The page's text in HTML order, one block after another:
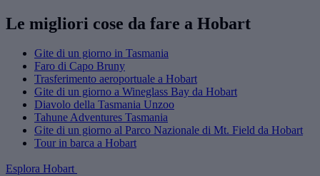
Le migliori cose da fare a Hobart
Gite di un giorno in Tasmania
Faro di Capo Bruny
Trasferimento aeroportuale a Hobart
Gite di un giorno a Wineglass Bay da Hobart
Diavolo della Tasmania Unzoo
Tahune Adventures Tasmania
Gite di un giorno al Parco Nazionale di Mt. Field da Hobart
Tour in barca a Hobart
Esplora Hobart